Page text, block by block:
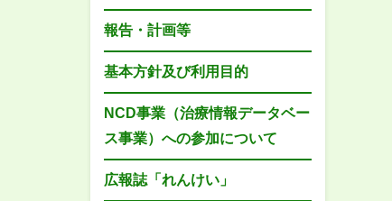
報告・計画等
基本方針及び利用目的
NCD事業（治療情報データベー
ス事業）への参加について
広報誌「れんけい」